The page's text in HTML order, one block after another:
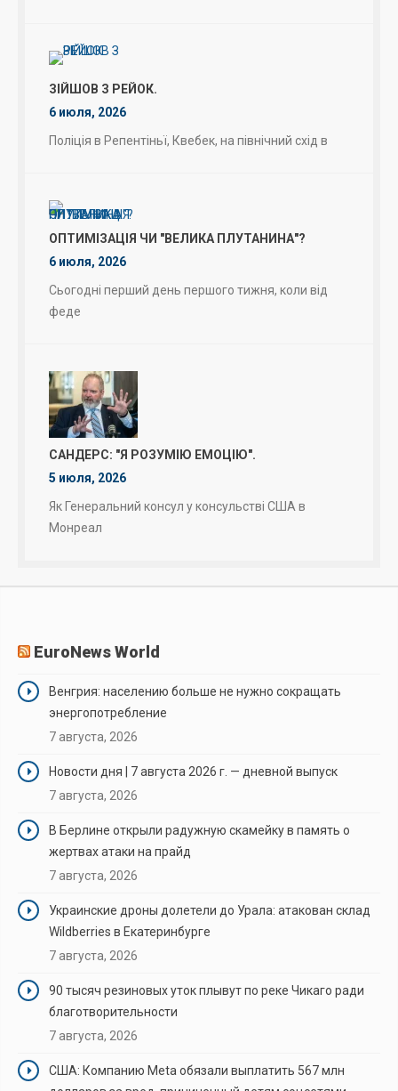
ЗІЙШОВ З РЕЙОК.
6 июля, 2026
Поліція в Репентіньї, Квебек, на північний схід в
ОПТИМІЗАЦІЯ ЧИ "ВЕЛИКА ПЛУТАНИНА"?
6 июля, 2026
Сьогодні перший день першого тижня, коли від
феде
САНДЕРС: "Я РОЗУМІЮ ЕМОЦІЮ".
5 июля, 2026
Як Генеральний консул у консульстві США в
Монреал
EuroNews World
Венгрия: населению больше не нужно сокращать
энергопотребление
7 августа, 2026
Новости дня | 7 августа 2026 г. — дневной выпуск
7 августа, 2026
В Берлине открыли радужную скамейку в память о
жертвах атаки на прайд
7 августа, 2026
Украинские дроны долетели до Урала: атакован склад
Wildberries в Екатеринбурге
7 августа, 2026
90 тысяч резиновых уток плывут по реке Чикаго ради
благотворительности
7 августа, 2026
США: Компанию Meta обязали выплатить 567 млн